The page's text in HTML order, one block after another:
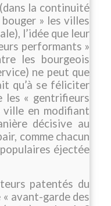
la continuité
» les villes
l’idée que leur
performants »
les bourgeois
ne peut que
qu’à se féliciter
les « gentrifieurs
ville en modifiant
décisive au
comme chacun
éjectée
patentés du
avant-garde des